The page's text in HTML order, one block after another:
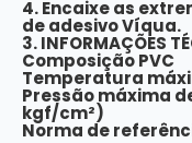
4. Encaixe as
de adesivo Víqua.
3. INFORMAÇÕES
Composição PVC
Temperatura
Pressão máxima
kgf/cm²)
Norma de